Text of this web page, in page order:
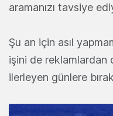
aramanızı tavsiye
Şu an için asıl
işini de reklamlardan
ilerleyen günlere